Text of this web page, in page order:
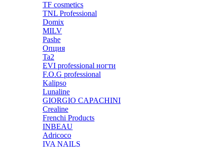
TF cosmetics
TNL Professional
Domix
MILV
Pashe
Опция
Ta2
EVI professional ногти
F.O.G professional
Kalipso
Lunaline
GIORGIO CAPACHINI
Crealine
Frenchi Products
INBEAU
Adricoco
IVA NAILS